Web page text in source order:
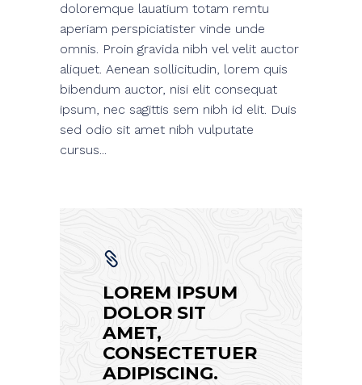
doloremque lauatium totam remtu
aperiam perspiciatister vinde unde
omnis. Proin gravida nibh vel velit auctor
aliquet. Aenean sollicitudin, lorem quis
bibendum auctor, nisi elit consequat
ipsum, nec sagittis sem nibh id elit. Duis
sed odio sit amet nibh vulputate
cursus...
LOREM IPSUM
DOLOR SIT
AMET,
CONSECTETUER
ADIPISCING.